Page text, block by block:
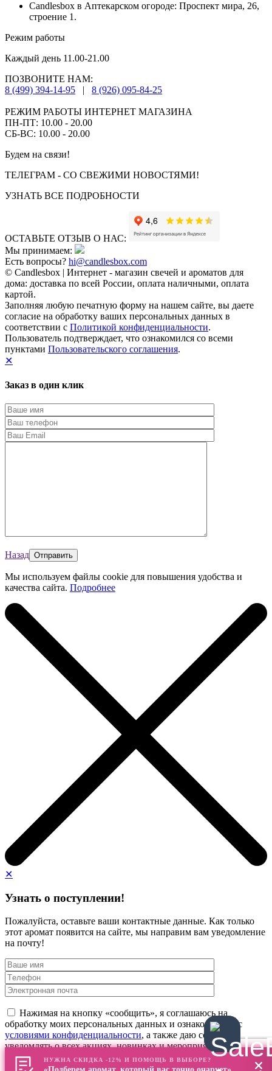
Candlesbox в Аптекарском огороде: Проспект мира, 26,
строение 1.
Режим работы
Каждый день 11.00-21.00
ПОЗВОНИТЕ НАМ:
8 (499) 394-14-95
| 8 (926) 095-84-25
РЕЖИМ РАБОТЫ ИНТЕРНЕТ МАГАЗИНА
ПН-ПТ: 10.00 - 20.00
СБ-ВС: 10.00 - 20.00
Будем на связи!
ТЕЛЕГРАМ - СО СВЕЖИМИ НОВОСТЯМИ!
УЗНАТЬ ВСЕ ПОДРОБНОСТИ
ОСТАВЬТЕ ОТЗЫВ О НАС:
Мы принимаем:
Есть вопросы? hi@candlesbox.com
© Candlesbox | Интернет - магазин свечей и ароматов для
дома: доставка по всей России, оплата наличными, оплата
картой.
Заполняя любую печатную форму на нашем сайте, вы даете
согласие на обработку ваших персональных данных в
соответствии с Политикой конфиденциальности.
Пользователь подтверждает, что ознакомился со всеми
пунктами Пользовательского соглашения.
✕
Заказ в один клик
Назад
Мы используем файлы cookie для повышения удобства и
качества сайта. Подробнее
✕
Узнать о поступлении!
Пожалуйста, оставьте ваши контактные данные. Как только
этот аромат появится на сайте, мы направим вам уведомление
на почту!
Нажимая на кнопку «сообщить», я соглашаюсь на
обработку моих персональных данных и ознакомлен(а) с
условиями конфиденциальности, а также даю согласие
уведомлять о всех акциях, новинках и мероприятиях
НУЖНА СКИДКА -12% И ПОМОЩЬ В ВЫБОРЕ?